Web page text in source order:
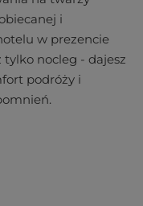
i
w prezencie
tylko nocleg - dajesz
podróży i